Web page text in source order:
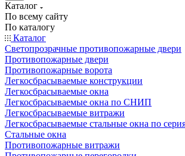
Каталог
По всему сайту
По каталогу
Каталог
Светопрозрачные противопожарные двери
Противопожарные двери
Противопожарные ворота
Легкосбрасываемые конструкции
Легкосбрасываемые окна
Легкосбрасываемые окна по СНИП
Легкосбрасываемые витражи
Легкосбрасываемые стальные окна по
Стальные окна
Противопожарные витражи